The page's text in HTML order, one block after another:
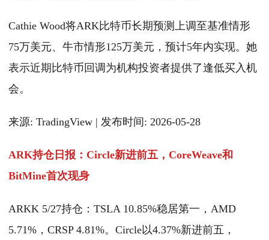
Cathie Wood将ARK比特币长期预测上调至基准情形
75万美元、牛市情形125万美元，预计5年内实现。她
表示近期比特币回调为机构投资者提供了逢低买入机
会。
来源: TradingView | 发布时间: 2026-05-28
ARK持仓日报：Circle新进前五，CoreWeave和
BitMine首次现身
ARKK 5/27持仓：TSLA 10.85%稳居第一，AMD
5.71%，CRSP 4.81%。Circle以4.37%新进前五，